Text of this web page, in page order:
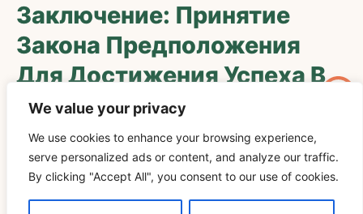
We value your privacy
We use cookies to enhance your browsing experience,
serve personalized ads or content, and analyze our traffic.
By clicking "Accept All", you consent to our use of cookies.
Заключение: Принятие
Закона Предположения
Для Достижения Успеха В
Любви
Закон предположения» предлагает глубокую основу для
преобразования Вашей романтической жизни путем
изменения Ваших внутренних убеждений и
позитивные, дающие силы предположения, Вы можете